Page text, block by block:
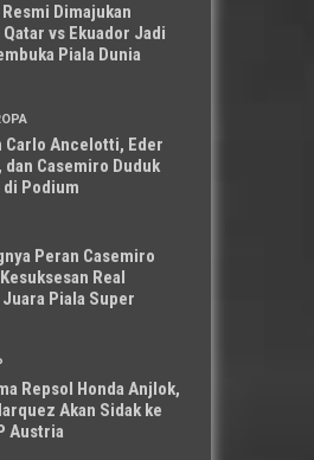
Dimajukan
vs Ekuador Jadi
Piala Dunia
Carlo Ancelotti, Eder
Casemiro Duduk
di Podium
Peran Casemiro
Real
Piala Super
Repsol Honda Anjlok,
Akan Sidak ke
Austria